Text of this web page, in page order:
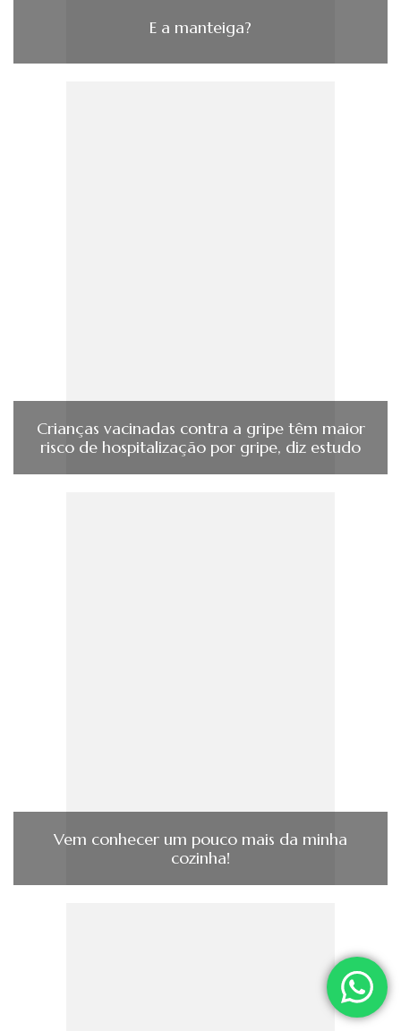
E a manteiga?
Crianças vacinadas contra a gripe têm maior
risco de hospitalização por gripe, diz estudo
Vem conhecer um pouco mais da minha
cozinha!